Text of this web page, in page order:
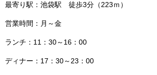
最寄り駅：池袋駅 徒歩3分（223ｍ）
営業時間：月～金
ランチ：11：30～16：00
ディナー：17：30～23：00